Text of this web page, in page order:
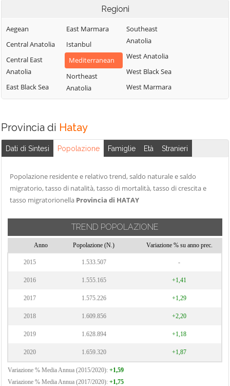
Regioni
Aegean
Central Anatolia
Central East
Anatolia
East Black Sea
East Marmara
Istanbul
Mediterranean
Northeast
Anatolia
Southeast
Anatolia
West Anatolia
West Black Sea
West Marmara
Provincia di Hatay
Dati di Sintesi Popolazione Famiglie Età Stranieri
Popolazione residente e relativo trend, saldo naturale e saldo
migratorio, tasso di natalità, tasso di mortalità, tasso di crescita e
tasso migratorionella Provincia di HATAY
TREND POPOLAZIONE
Anno Popolazione (N.) Variazione % su anno prec.
2015 1.533.507 -
2016 1.555.165 +1,41
2017 1.575.226 +1,29
2018 1.609.856 +2,20
2019 1.628.894 +1,18
2020 1.659.320 +1,87
Variazione % Media Annua (2015/2020): +1,59
Variazione % Media Annua (2017/2020): +1,75